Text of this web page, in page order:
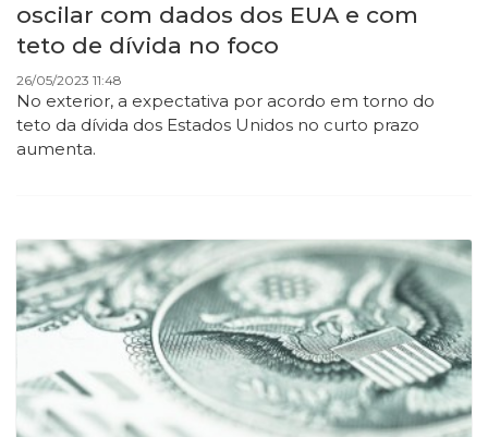
oscilar com dados dos EUA e com
teto de dívida no foco
26/05/2023 11:48
No exterior, a expectativa por acordo em torno do
teto da dívida dos Estados Unidos no curto prazo
aumenta.